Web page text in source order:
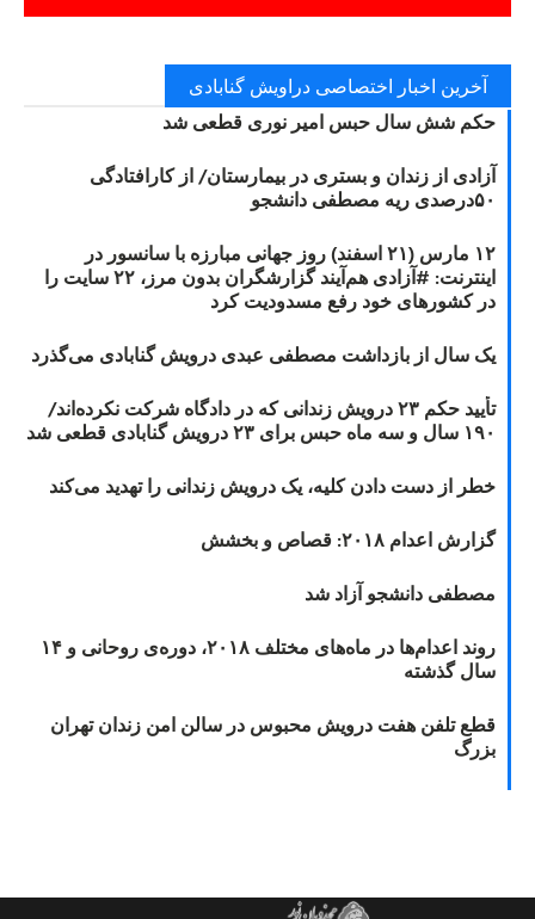
آخرین اخبار اختصاصی دراویش گنابادی
حکم شش سال حبس امیر نوری قطعی شد
آزادی از زندان و بستری در بیمارستان/ از کارافتادگی
۵۰درصدی ریه مصطفی دانشجو
۱۲ مارس (۲۱ اسفند) روز جهانی مبارزه با سانسور در
اینترنت: #آزادی هم‌آیند گزارشگران‌ بدون مرز، ۲۲ سایت را
در کشورهای خود رفع مسدودیت کرد
یک سال از بازداشت مصطفی عبدی درویش گنابادی می‌گذرد
تأیید حکم ۲۳ درویش زندانی که در دادگاه شرکت نکرده‌اند/
۱۹۰ سال و سه ماه حبس برای ۲۳ درویش گنابادی قطعی شد
خطر از دست دادن کلیه، یک درویش زندانی را تهدید می‌کند
گزارش اعدام ۲۰۱۸: قصاص و بخشش
مصطفی دانشجو آزاد شد
روند اعدام‌ها در ماه‌های مختلف ۲۰۱۸، دوره‌ی روحانی و ۱۴
سال گذشته
قطع تلفن هفت درویش محبوس در سالن امن زندان تهران
بزرگ